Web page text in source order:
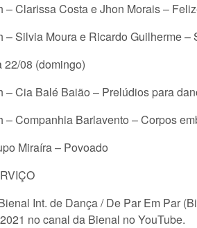
– Clarissa Costa e Jhon Morais –
– Silvia Moura e Ricardo Guilherme –
22/08 (domingo)
– Cia Balé Baião – Prelúdios para
– Companhia Barlavento – Corpos
Miraíra – Povoado
Int. de Dança / De Par Em Par
no canal da Bienal no YouTube.